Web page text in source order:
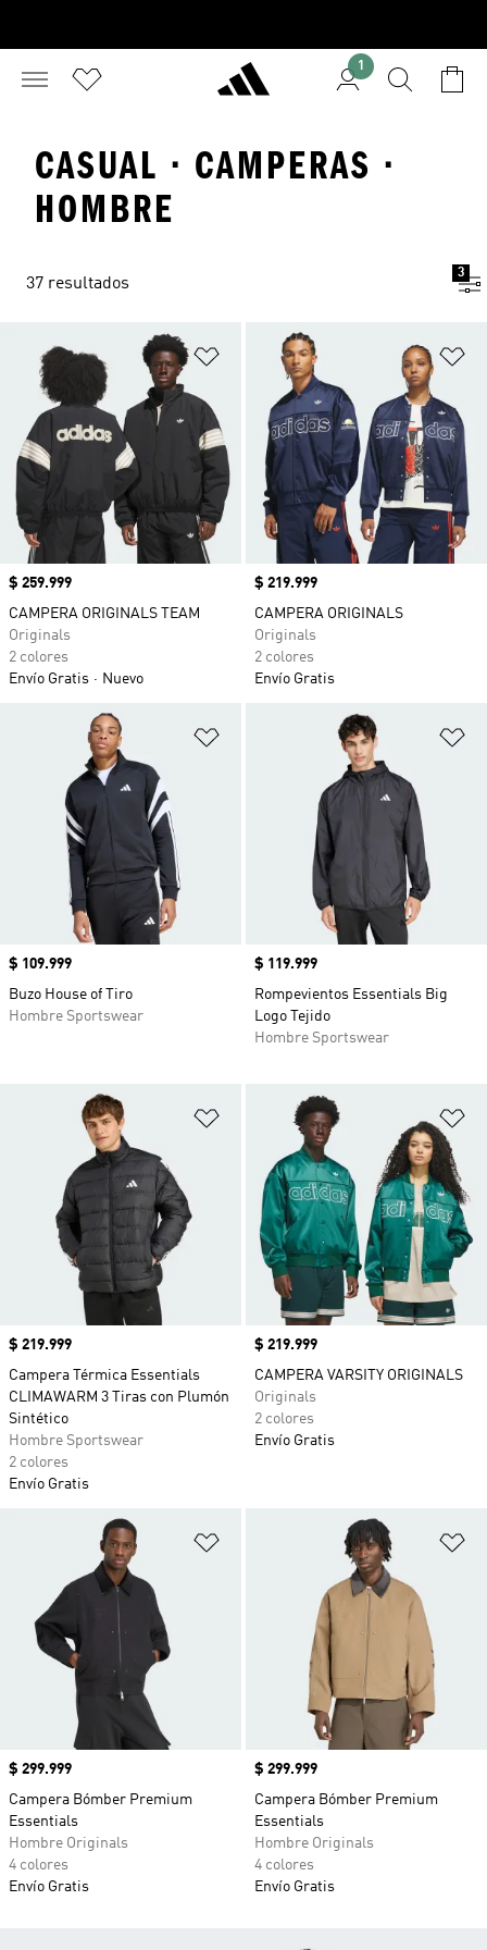
1
CASUAL · CAMPERAS ·
HOMBRE
37 resultados
3
Añadir a la lista de deseos
Precio
$ 259.999
CAMPERA ORIGINALS TEAM
Originals
2 colores
Envío Gratis
Nuevo
Precio
$ 219.999
CAMPERA ORIGINALS
Originals
2 colores
Envío Gratis
Añadir a la lista de deseos
Precio
$ 109.999
Buzo House of Tiro
Hombre Sportswear
Precio
$ 119.999
Rompevientos Essentials Big
Logo Tejido
Hombre Sportswear
Añadir a la lista de deseos
Precio
$ 219.999
Campera Térmica Essentials
CLIMAWARM 3 Tiras con Plumón
Sintético
Hombre Sportswear
2 colores
Envío Gratis
Precio
$ 219.999
CAMPERA VARSITY ORIGINALS
Originals
2 colores
Envío Gratis
Añadir a la lista de deseos
Precio
$ 299.999
Campera Bómber Premium
Essentials
Hombre Originals
4 colores
Envío Gratis
Precio
$ 299.999
Campera Bómber Premium
Essentials
Hombre Originals
4 colores
Envío Gratis